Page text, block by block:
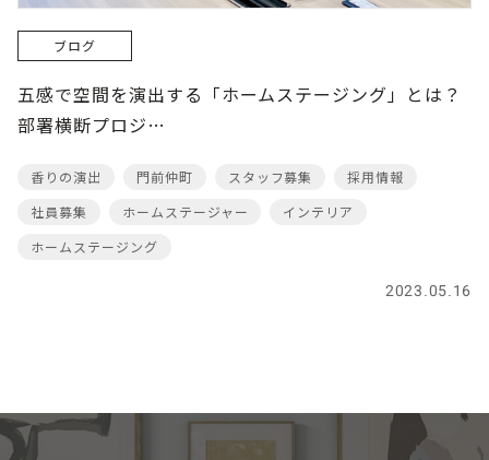
ブログ
五感で空間を演出する「ホームステージング」とは？
部署横断プロジ…
香りの演出 門前仲町 スタッフ募集
採用情報
社員募集
ホームステージャー
インテリア
ホームステージング
2023.05.16